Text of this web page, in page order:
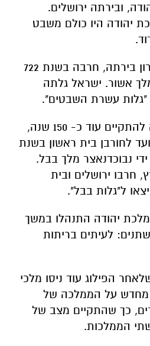
ובירתה ירושלים.
יהודה היו כולם משבט
ממלכת ישראל , ושומרון בירתה, חרבה בשנת 722
אשור. ישראל גלתה
"גלות עשרת השבטים".
ממלכת יהודה הוסיפה להתקיים עוד כ- 150 שנה,
ועד לחורבן בית ראשון בשנת
ידי נבוכדנאצר מלך בבל.
חרבו ירושלים ובית
ל"גלות בבל".
יהודה התנהלו במשך
לעיתים בריתות
הפילוג עוד ניסו מלכי
מחדש על הממלכה של
כך שהתקיים מצב של
הממלכות.